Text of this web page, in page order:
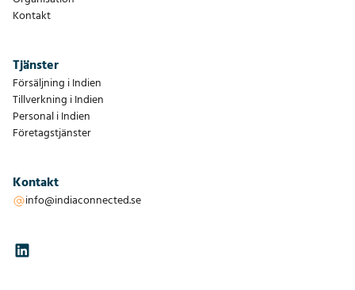
Kontakt
Tjänster
Försäljning i Indien
Tillverkning i Indien
Personal i Indien
Företagstjänster
Kontakt
info@indiaconnected.se